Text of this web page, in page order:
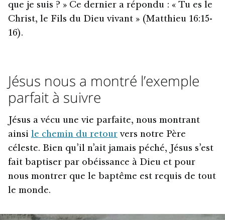
que je suis ? » Ce dernier a répondu : « Tu es le
Christ, le Fils du Dieu vivant » (Matthieu 16:15-
16).
Jésus nous a montré l’exemple
parfait à suivre
Jésus a vécu une vie parfaite, nous montrant
ainsi le chemin du retour vers notre Père
céleste. Bien qu’il n’ait jamais péché, Jésus s’est
fait baptiser par obéissance à Dieu et pour
nous montrer que le baptême est requis de tout
le monde.